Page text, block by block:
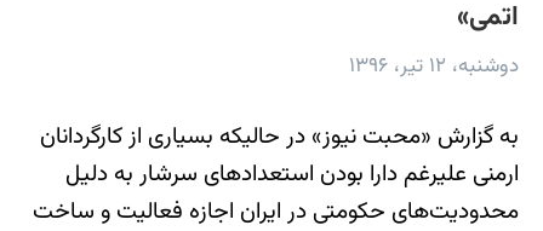
اتمی»
دوشنبه، ۱۲ تیر، ۱۳۹۶
به گزارش «محبت نیوز» در حالیکه بسیاری از کارگردانان
ارمنی علیرغم دارا بودن استعدادهای سرشار به دلیل
محدودیت‌های حکومتی در ایران اجازه فعالیت و ساخت